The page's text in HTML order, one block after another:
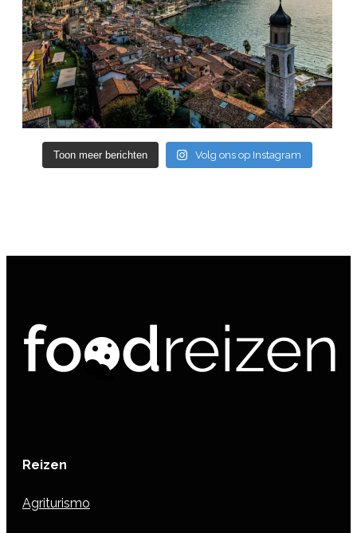
Toon meer berichten Volg ons op Instagram
Reizen
Agriturismo